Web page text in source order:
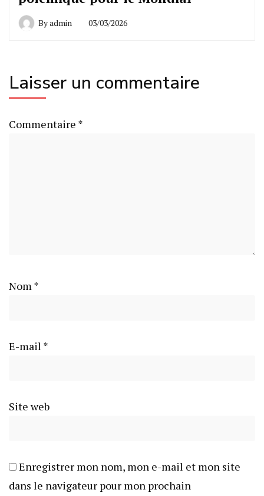
Byadmin 03/03/2026
Laisser un commentaire
Commentaire *
Nom *
E-mail *
Site web
Enregistrer mon nom, mon e-mail et mon site
dans le navigateur pour mon prochain